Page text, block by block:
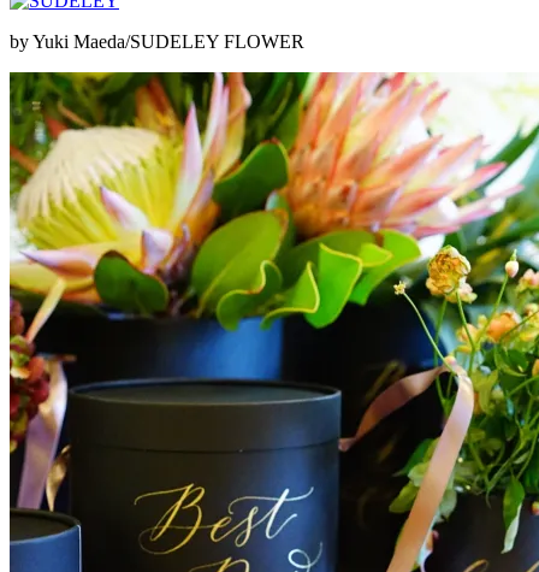
by Yuki Maeda/SUDELEY FLOWER